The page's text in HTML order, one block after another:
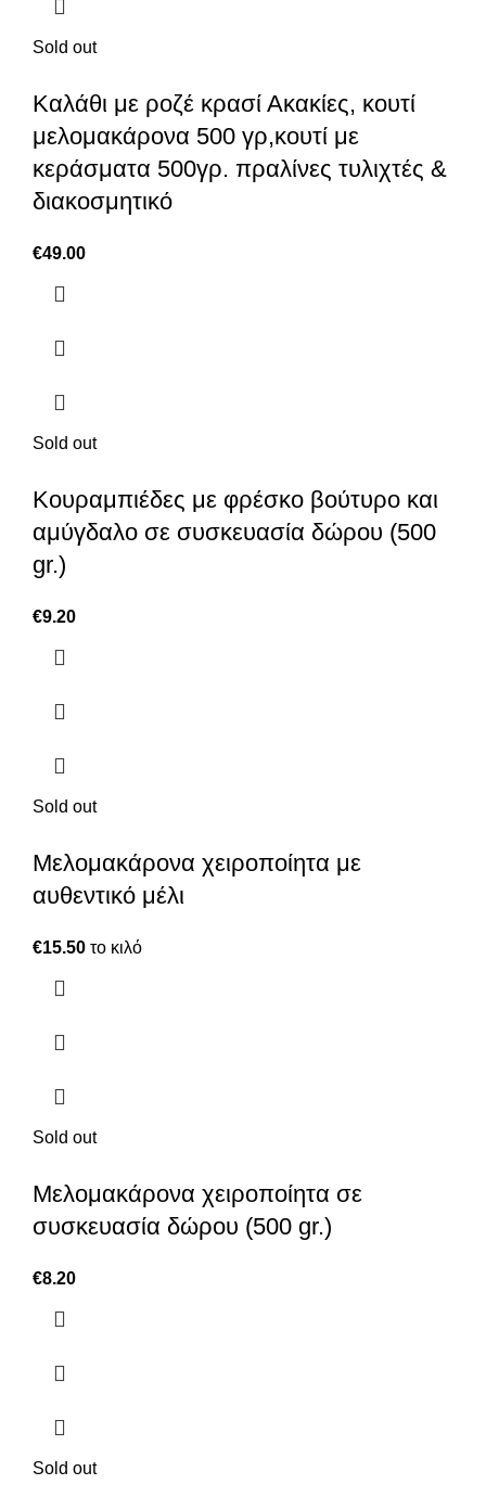
Sold out
Καλάθι με ροζέ κρασί Ακακίες, κουτί
μελομακάρονα 500 γρ,κουτί με
κεράσματα 500γρ. πραλίνες τυλιχτές &
διακοσμητικό
€49.00
Sold out
Κουραμπιέδες με φρέσκο βούτυρο και
αμύγδαλο σε συσκευασία δώρου (500
gr.)
€9.20
Sold out
Μελομακάρονα χειροποίητα με
αυθεντικό μέλι
€15.50 το κιλό
Sold out
Μελομακάρονα χειροποίητα σε
συσκευασία δώρου (500 gr.)
€8.20
Sold out